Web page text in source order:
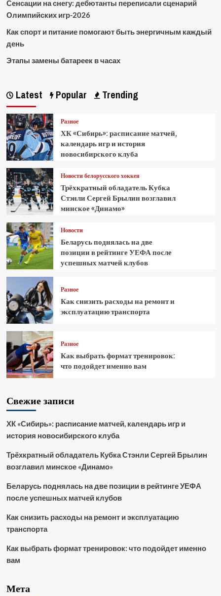
Сенсации на снегу: дебютанты переписали сценарий
Олимпийских игр-2026
Как спорт и питание помогают быть энергичным каждый
день
Этапы замены батареек в часах
Latest Popular Trending
Разное
ХК «Сибирь»: расписание матчей,
календарь игр и история
новосибирского клуба
Новости белорусского хоккея
Трёхкратный обладатель Кубка
Стэнли Сергей Брылин возглавил
минское «Динамо»
Новости
Беларусь поднялась на две
позиции в рейтинге УЕФА после
успешных матчей клубов
Разное
Как снизить расходы на ремонт и
эксплуатацию транспорта
Разное
Как выбрать формат тренировок:
что подойдет именно вам
Свежие записи
ХК «Сибирь»: расписание матчей, календарь игр и
история новосибирского клуба
Трёхкратный обладатель Кубка Стэнли Сергей Брылин
возглавил минское «Динамо»
Беларусь поднялась на две позиции в рейтинге УЕФА
после успешных матчей клубов
Как снизить расходы на ремонт и эксплуатацию
транспорта
Как выбрать формат тренировок: что подойдет именно
вам
Мета